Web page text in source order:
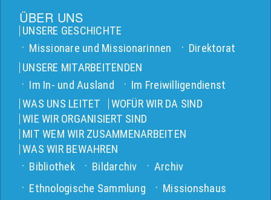
ÜBER UNS
UNSERE GESCHICHTE
Missionare und Missionarinnen
Direktorat
UNSERE MITARBEITENDEN
Im In- und Ausland
Im Freiwilligendienst
WAS UNS LEITET
WOFÜR WIR DA SIND
WIE WIR ORGANISIERT SIND
MIT WEM WIR ZUSAMMENARBEITEN
WAS WIR BEWAHREN
Bibliothek
Bildarchiv
Archiv
Ethnologische Sammlung
Missionshaus